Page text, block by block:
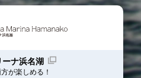
ナ浜名湖
が楽しめる！